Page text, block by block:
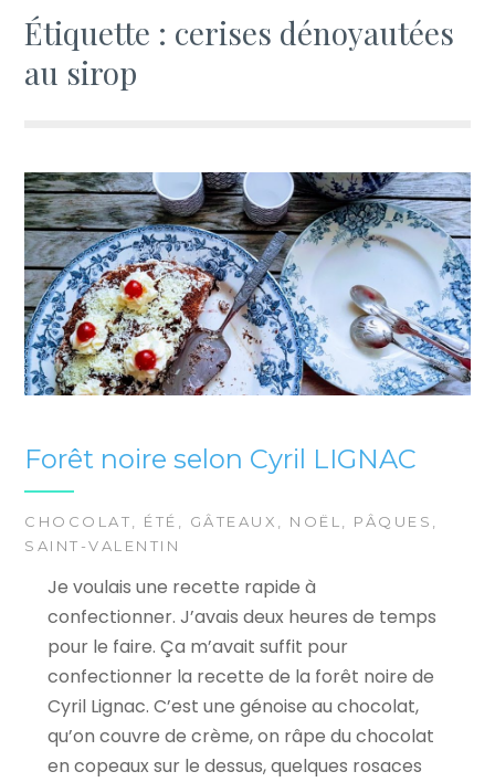
Étiquette : cerises dénoyautées
au sirop
Forêt noire selon Cyril LIGNAC
CHOCOLAT, ÉTÉ , GÂTEAUX , NOËL, PÂQUES ,
SAINT-VALENTIN
Je voulais une recette rapide à
confectionner. J’avais deux heures de temps
pour le faire. Ça m’avait suffit pour
confectionner la recette de la forêt noire de
Cyril Lignac. C’est une génoise au chocolat,
qu’on couvre de crème, on râpe du chocolat
en copeaux sur le dessus, quelques rosaces